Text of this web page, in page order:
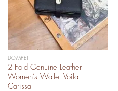
DOMPET
2 Fold Genuine Leather
Women’s Wallet Voila
Carissa